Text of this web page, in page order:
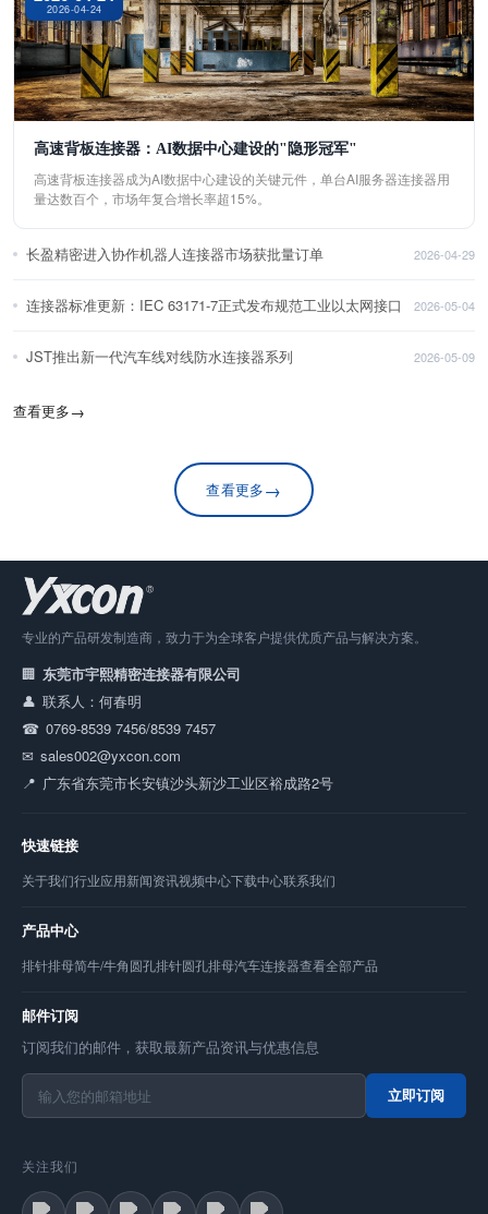
2026-04-24
高速背板连接器：AI数据中心建设的"隐形冠军"
高速背板连接器成为AI数据中心建设的关键元件，单台AI服务器连接器用
量达数百个，市场年复合增长率超15%。
长盈精密进入协作机器人连接器市场获批量订单 2026-04-29
连接器标准更新：IEC 63171-7正式发布规范工业以太网接口 2026-05-04
JST推出新一代汽车线对线防水连接器系列 2026-05-09
查看更多→
查看更多→
专业的产品研发制造商，致力于为全球客户提供优质产品与解决方案。
东莞市宇熙精密连接器有限公司
联系人：何春明
0769-8539 7456/8539 7457
sales002@yxcon.com
广东省东莞市长安镇沙头新沙工业区裕成路2号
快速链接
关于我们行业应用新闻资讯视频中心下载中心联系我们
产品中心
排针排母简牛/牛角圆孔排针圆孔排母汽车连接器查看全部产品
邮件订阅
订阅我们的邮件，获取最新产品资讯与优惠信息
立即订阅
关注我们